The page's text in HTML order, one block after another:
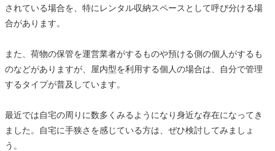
されている場合を、特にレンタル収納スペースとして呼び分ける場
合があります。
また、荷物の保管を運営業者がするものや預ける側の個人がするも
のなどがありますが、屋内型を利用する個人の場合は、自分で管理
するタイプが普及しています。
最近では自宅の周りに数多くみるようになり身近な存在になってき
ました。自宅に手狭さを感じている方は、ぜひ検討してみましょ
う。